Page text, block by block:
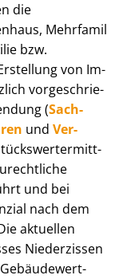
die
Mehr­fa­mi­l
bzw.
von Im­
vor­ge­schrie­
(Sach­
und Ver­
und bei
nach dem
aktuellen
Niederzissen